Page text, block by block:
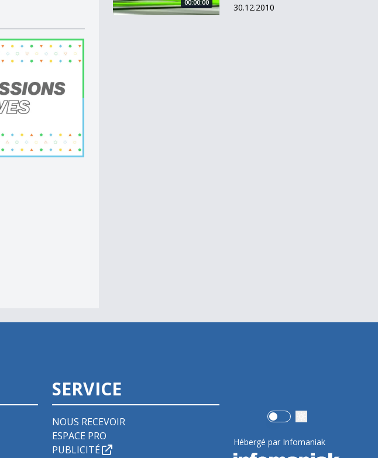
00:00:00 30.12.2010
SERVICE
NOUS RECEVOIR
ESPACE PRO
PUBLICITÉ
Use setting
Hébergé par Infomaniak